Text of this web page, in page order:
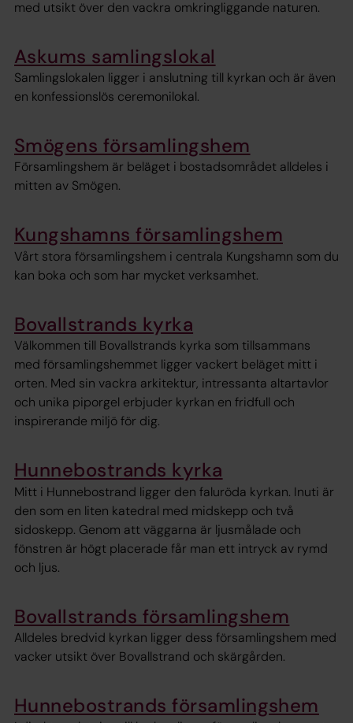
med utsikt över den vackra omkringliggande naturen.
Askums samlingslokal
Samlingslokalen ligger i anslutning till kyrkan och är även
en konfessionslös ceremonilokal.
Smögens församlingshem
Församlingshem är beläget i bostadsområdet alldeles i
mitten av Smögen.
Kungshamns församlingshem
Vårt stora församlingshem i centrala Kungshamn som du
kan boka och som har mycket verksamhet.
Bovallstrands kyrka
Välkommen till Bovallstrands kyrka som tillsammans
med församlingshemmet ligger vackert beläget mitt i
orten. Med sin vackra arkitektur, intressanta altartavlor
och unika piporgel erbjuder kyrkan en fridfull och
inspirerande miljö för dig.
Hunnebostrands kyrka
Mitt i Hunnebostrand ligger den faluröda kyrkan. Inuti är
den som en liten katedral med midskepp och två
sidoskepp. Genom att väggarna är ljusmålade och
fönstren är högt placerade får man ett intryck av rymd
och ljus.
Bovallstrands församlingshem
Alldeles bredvid kyrkan ligger dess församlingshem med
vacker utsikt över Bovallstrand och skärgården.
Hunnebostrands församlingshem